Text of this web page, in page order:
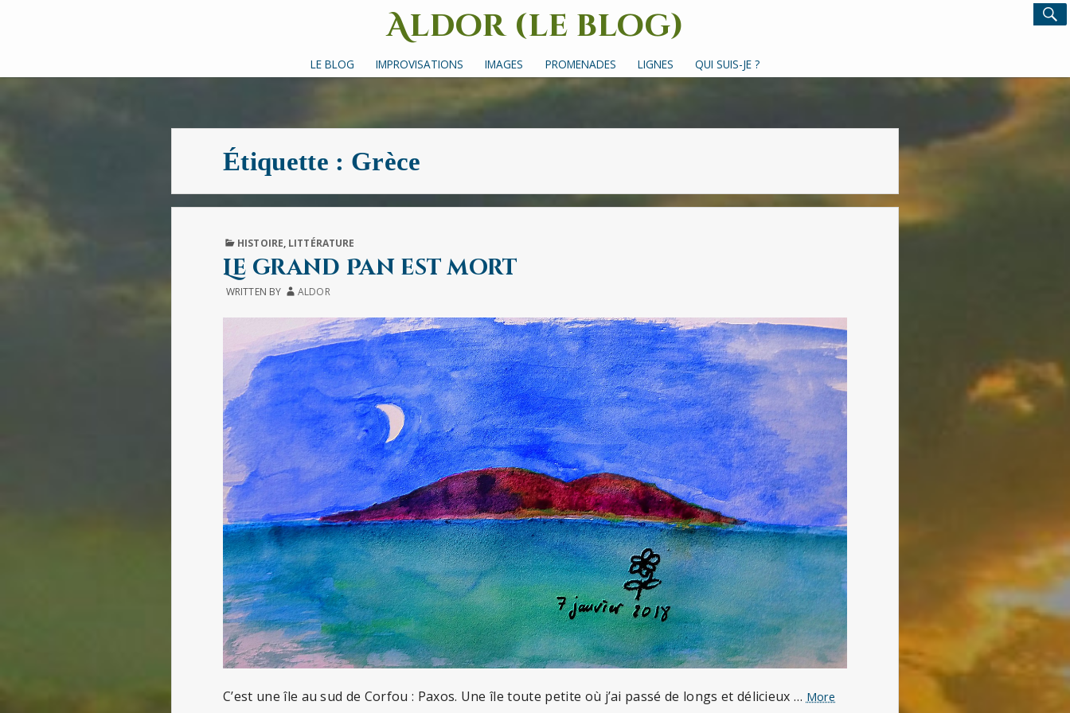
Aldor (le blog)
Un site avec des mots, des images et des sons
LE BLOG IMPROVISATIONS IMAGES PROMENADES LIGNES QUI SUIS-JE ?
Search
for:
Étiquette : Grèce
PUBLISHED
HISTOIRE, LITTÉRATURE
Le grand Pan est mort
WRITTEN BY ALDOR
C’est une île au sud de Corfou : Paxos. Une île toute petite où j’ai passé de longs et délicieux … More